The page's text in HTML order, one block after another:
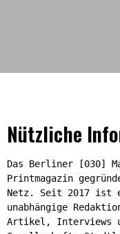
Nützliche
Das Berliner [030]
Printmagazin
Netz. Seit 2017 ist
unabhängige
Artikel, Interviews